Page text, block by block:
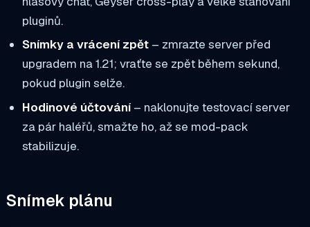
pluginů.
Snímky a vrácení zpět– zmrazte server před
upgradem na 1.21; vraťte se zpět během sekund,
pokud plugin selže.
Hodinové účtování– naklonujte testovací server
za pár haléřů, smažte ho, až se mod-pack
stabilizuje.
Snímek plánu